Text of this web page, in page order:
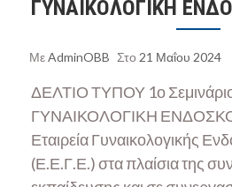
ΓΥΝΑΙΚΟΛΟΓΙΚΗ
ΜεAdminOBB Στο 21 Μαΐου 2024
ΔΕΛΤΙΟ ΤΥΠΟΥ 1ο
ΓΥΝΑΙΚΟΛΟΓΙΚΗ
Εταιρεία Γυναικολογικής
(Ε.Ε.Γ.Ε.) στα πλαίσια της